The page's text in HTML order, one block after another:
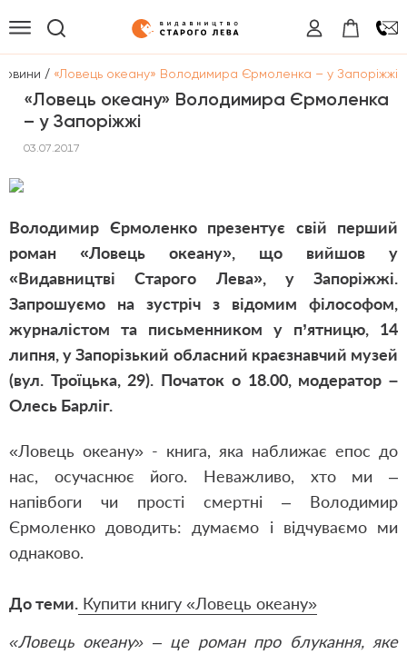
/ «Ловець океану» Володимира Єрмоленка – у Запоріжжі
«Ловець океану» Володимира Єрмоленка
– у Запоріжжі
03.07.2017
Володимир Єрмоленко презентує свій перший
роман «Ловець океану», що вийшов у
«Видавництві Старого Лева», у Запоріжжі.
Запрошуємо на зустріч з відомим філософом,
журналістом та письменником у п’ятницю, 14
липня, у Запорізький обласний краєзнавчий музей
(вул. Троїцька, 29). Початок о 18.00, модератор –
Олесь Барліг.
«Ловець океану» - книга, яка наближає епос до
нас, осучаснює його. Неважливо, хто ми –
напівбоги чи прості смертні – Володимир
Єрмоленко доводить: думаємо і відчуваємо ми
однаково.
До теми. Купити книгу «Ловець океану»
«Ловець океану» – це роман про блукання, яке